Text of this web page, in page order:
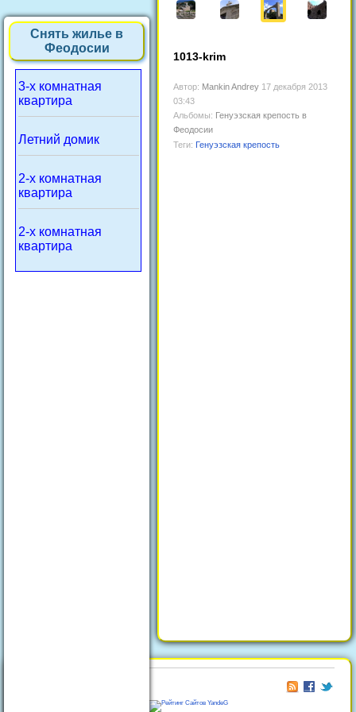
Снять жилье в
Феодосии
3-х комнатная
квартира
Летний домик
2-х комнатная
квартира
2-х комнатная
квартира
1013-krim
Автор: Mankin Andrey 17 декабря 2013
03:43
Альбомы: Генуэзская крепость в
Феодосии
Теги: Генуэзская крепость